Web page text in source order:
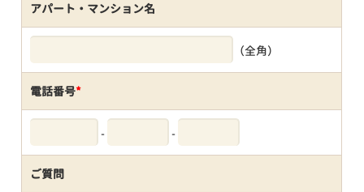
アパート・マンション名
（全角）
電話番号*
- -
ご質問